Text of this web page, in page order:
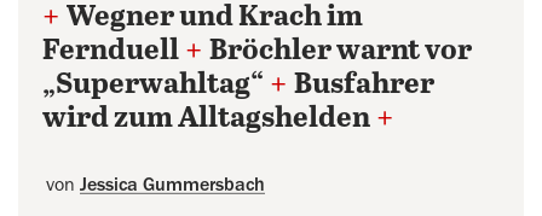
+ Wegner und Krach im
Fernduell + Bröchler warnt vor
„Superwahltag“ + Busfahrer
wird zum Alltagshelden +
von Jessica Gummersbach